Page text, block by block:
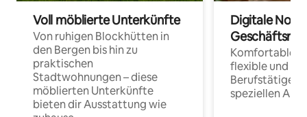
Voll möblierte Unterkünfte
Von ruhigen Blockhütten in
den Bergen bis hin zu
praktischen
Stadtwohnungen – diese
möblierten Unterkünfte
bieten dir Ausstattung wie
Digitale
Komfortable
flexible und
Berufstätige
speziellen